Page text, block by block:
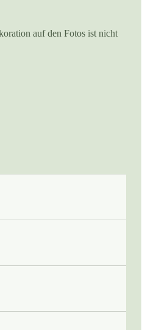
auf den Fotos ist nicht